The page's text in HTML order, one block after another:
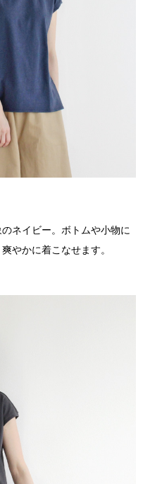
ネイビー。ボトムや小物に
やかに着こなせます。